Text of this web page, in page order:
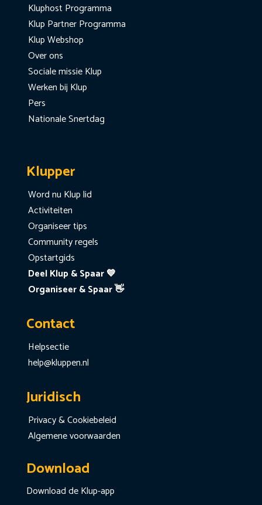
Kluphost Programma
Klup Partner Programma
Klup Webshop
Over ons
Sociale missie Klup
Werken bij Klup
Pers
Nationale Snertdag
Klupper
Word nu Klup lid
Activiteiten
Organiseer tips
Community regels
Opstartgids
Deel Klup & Spaar 💙
Organiseer & Spaar 👋
Contact
Helpsectie
help@kluppen.nl
Juridisch
Privacy & Cookiebeleid
Algemene voorwaarden
Download
Download de Klup-app